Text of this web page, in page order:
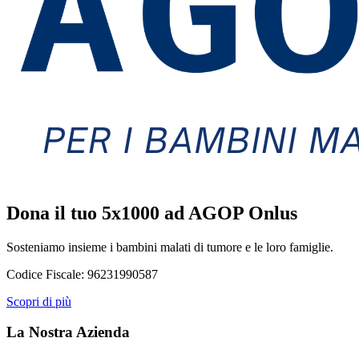
Dona il tuo 5x1000 ad AGOP Onlus
Sosteniamo insieme i bambini malati di tumore e le loro famiglie.
Codice Fiscale: 96231990587
Scopri di più
La Nostra Azienda